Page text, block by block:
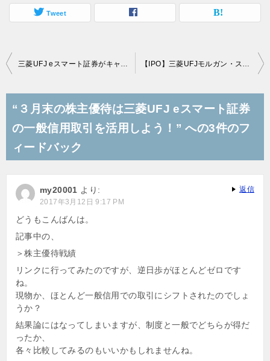
Tweet
投
ー
ョ
三菱UFJ eスマート証券がキャンペーンを連発中！100万口座突破が近い模様です 【IPO】三菱UFJモルガン・スタンレー証券主幹事で三菱UFJ eスマート証券に注目！
“３月末の株主優待は三菱UFJ eスマート証券
の一般信用取引を活用しよう！” への3件のフ
ィードバック
my20001 より:
2017年3月12日 9:17 PM
どうもこんばんは。
記事中の、
＞株主優待戦績
リンクに行ってみたのですが、逆日歩がほとんどゼロです
ね。
現物か、ほとんど一般信用での取引にシフトされたのでしょ
うか？
結果論にはなってしまいますが、制度と一般でどちらが得だ
ったか、
各々比較してみるのもいいかもしれませんね。
返信